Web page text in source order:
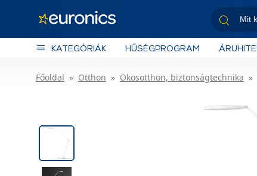
KATEGÓRIÁK HŰSÉGPROGRAM
Főoldal Otthon Okosotthon, biztonságtechnika